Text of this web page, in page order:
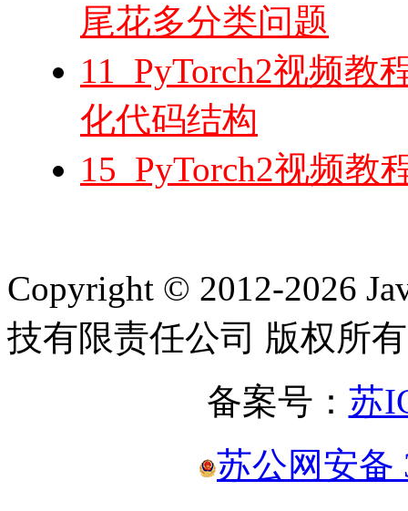
尾花多分类问题
11_PyTorch2视频教
化代码结构
15_PyTorch2视频教
Copyright © 2012-2026
技有限责任公司 版权所有
备案号： 苏
苏公网安备